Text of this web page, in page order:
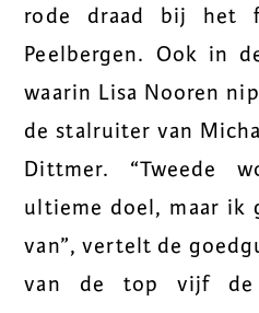
rode draad bij het
Peelbergen. Ook in
waarin Lisa Nooren
de stalruiter van
Dittmer. “Tweede
ultieme doel, maar ik
van”, vertelt de
van de top vijf de